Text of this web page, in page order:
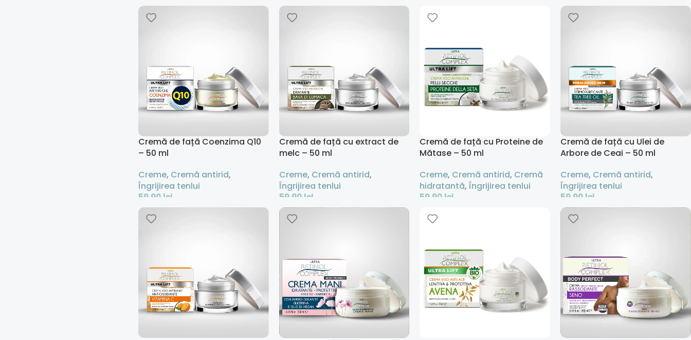
Cremă de față Coenzima Q10
– 50 ml
Creme, Cremă antirid,
Îngrijirea tenlui
59,90 lei
Adaugă În Coș
Cremă de față cu extract de
melc – 50 ml
Creme, Cremă antirid,
Îngrijirea tenlui
59,90 lei
Adaugă În Coș
Cremă de față cu Proteine de
Mătase – 50 ml
Creme, Cremă antirid, Cremă
hidratantă,Îngrijirea tenlui
59,90 lei
Adaugă În Coș
Cremă de față cu Ulei de
Arbore de Ceai – 50 ml
Creme, Cremă antirid,
Îngrijirea tenlui
59,90 lei
Adaugă În Coș